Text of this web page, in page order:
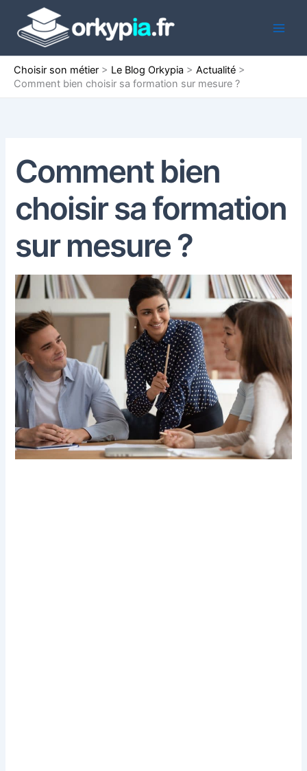
contenu
Choisir son métier > Le Blog Orkypia > Actualité >
Comment bien choisir sa formation sur mesure ?
Comment bien
choisir sa formation
sur mesure ?